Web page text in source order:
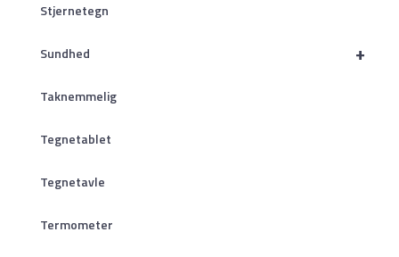
Stjernetegn
+
Sundhed
Taknemmelig
Tegnetablet
Tegnetavle
Termometer